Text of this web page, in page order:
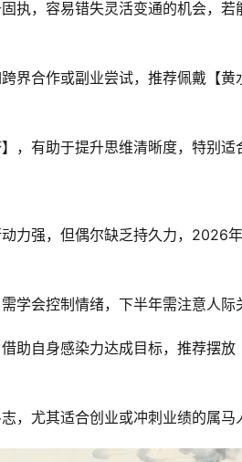
执，容易错失灵活变通的机会，
界合作或副业尝试，推荐佩戴【
，有助于提升思维清晰度，特别适
力强，但偶尔缺乏持久力，2026
学会控制情绪，下半年需注意人际
助自身感染力达成目标，推荐摆
，尤其适合创业或冲刺业绩的属马